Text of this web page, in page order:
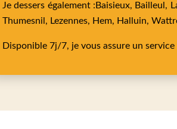
Je dessers également : Baisieux, Bailleul,
Thumesnil, Lezennes, Hem, Halluin,
Disponible 7j/7, je vous assure un